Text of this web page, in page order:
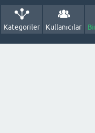
Kategoriler Kullanıcılar